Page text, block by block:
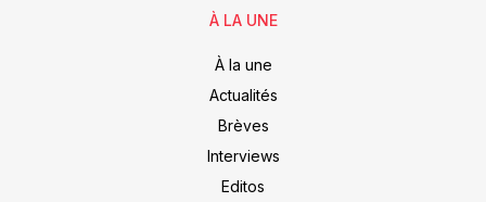
À LA UNE
À la une
Actualités
Brèves
Interviews
Editos